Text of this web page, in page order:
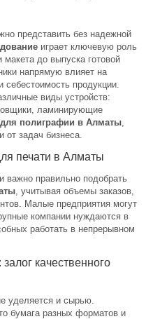
представить без надежной
играет ключевую роль
до выпуска готовой
напрямую влияет на
себестоимость продукции.
виды устройств:
ламинирующие
полиграфии в Алматы,
от задач бизнеса.
печати в Алматы
важно правильно подобрать
, учитывая объемы заказов,
Малые предприятия могут
компании нуждаются в
работать в непрерывном
качественного
уделяется и сырью.
бумага разных форматов и